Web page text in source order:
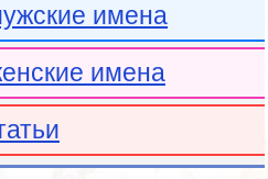
имена
имена